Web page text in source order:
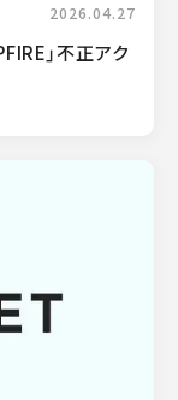
2026.04.27
」不正アク